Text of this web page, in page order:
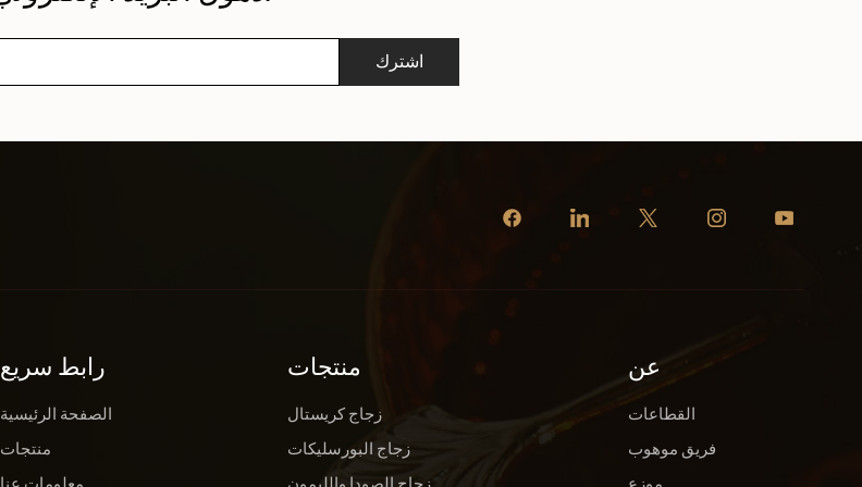
اشترك
رابط سريع
الصفحة الرئيسية
منتجات
منتجات
زجاج كريستال
زجاج البورسليكات
عن
القطاعات
فريق موهوب